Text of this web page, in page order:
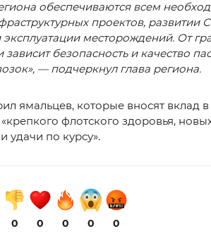
обеспечиваются всем
проектов, развитии
эксплуатации месторождений. От
безопасность и качество
— подчеркнул глава региона.
ямальцев, которые вносят вклад в
флотского здоровья,
удачи по курсу».
0 0 0 0 0